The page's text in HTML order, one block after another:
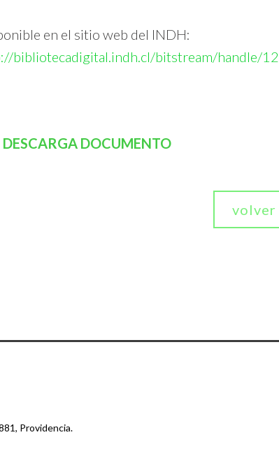
en el sitio web del INDH:
bibliotecadigital.indh.cl/bitstream/handle/
DESCARGA DOCUMENTO
volver
Providencia.